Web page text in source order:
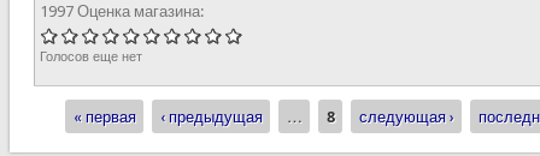
1997 Оценка магазина:
Голосов еще нет
Страницы
« первая ‹ предыдущая … 8 следующая ›